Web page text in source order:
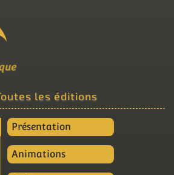
les éditions
Présentation
Animations